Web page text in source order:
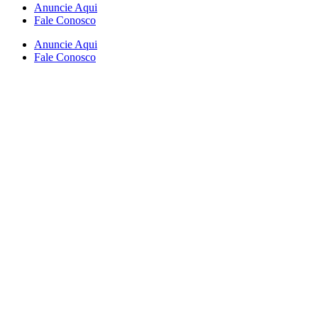
Anuncie Aqui
Fale Conosco
Anuncie Aqui
Fale Conosco